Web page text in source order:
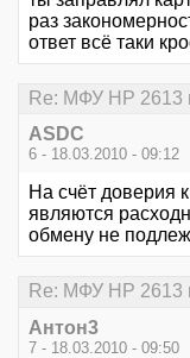
раз
ответ всё таки
Re: МФУ HP 2613
ASDC
6 - 18.03.2010 - 09:12
На счёт доверия
являются
обмену не
Re: МФУ HP 2613
Антон3
7 - 18.03.2010 - 09:50